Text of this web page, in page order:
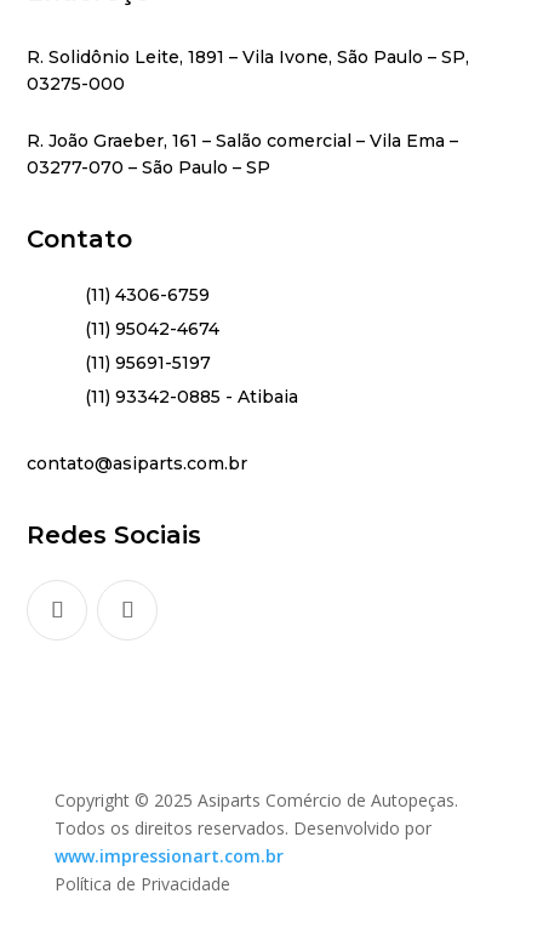
R. Solidônio Leite, 1891 – Vila Ivone, São Paulo – SP,
03275-000
R. João Graeber, 161 – Salão comercial – Vila Ema –
03277-070 – São Paulo – SP
Contato
(11) 4306-6759
(11) 95042-4674
(11) 95691-5197
(11) 93342-0885 - Atibaia
contato@asiparts.com.br
Redes Sociais
Copyright © 2025 Asiparts Comércio de Autopeças.
Todos os direitos reservados. Desenvolvido por
www.impressionart.com.br
Política de Privacidade